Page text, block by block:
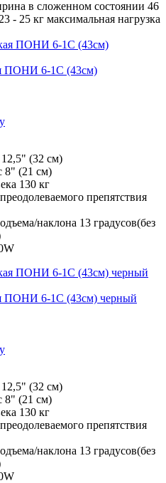
в сложенном состоянии 46
- 25 кг максимальная нагрузка
ПОНИ 6-1С (43см)
(32 см)
8" (21 см)
130 кг
препятствия
наклона 13 градусов(без
ПОНИ 6-1С (43см) черный
(32 см)
8" (21 см)
130 кг
препятствия
наклона 13 градусов(без